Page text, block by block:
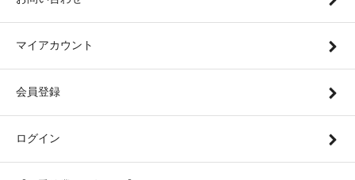
マイアカウント
会員登録
ログイン